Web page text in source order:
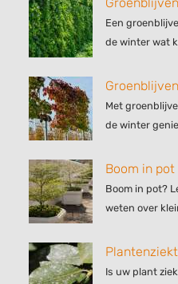
Een
de winter wat
Met
de winter
Boom in pot
Boom in pot?
weten over
Is uw plant